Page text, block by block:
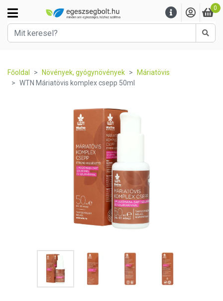
0
Főoldal Növények, gyógynövények
Máriatövis
WTN Máriatövis komplex csepp 50ml